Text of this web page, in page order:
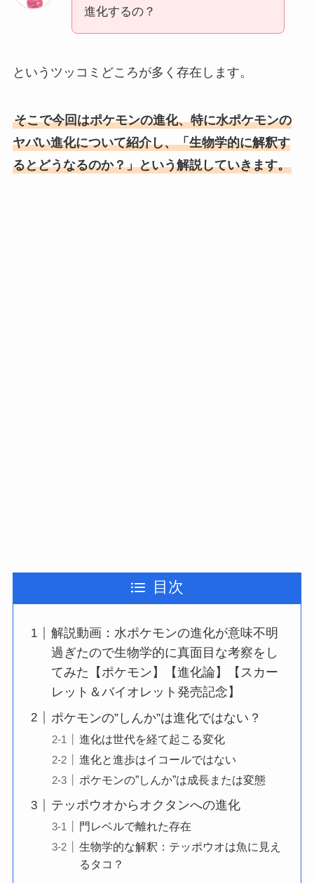
進化するの？
というツッコミどころが多く存在します。
そこで今回はポケモンの進化、特に水ポケモンの
ヤバい進化について紹介し、「生物学的に解釈す
るとどうなるのか？」という解説していきます。
目次
解説動画：水ポケモンの進化が意味不明
過ぎたので生物学的に真面目な考察をし
てみた【ポケモン】【進化論】【スカー
レット＆バイオレット発売記念】
ポケモンの”しんか”は進化ではない？
進化は世代を経て起こる変化
進化と進歩はイコールではない
ポケモンの”しんか”は成長または変態
テッポウオからオクタンへの進化
門レベルで離れた存在
生物学的な解釈：テッポウオは魚に見え
るタコ？